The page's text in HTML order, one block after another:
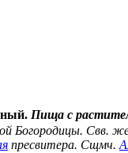
Пища с
Богородицы. Свв.
пресвитера. Сщмч.